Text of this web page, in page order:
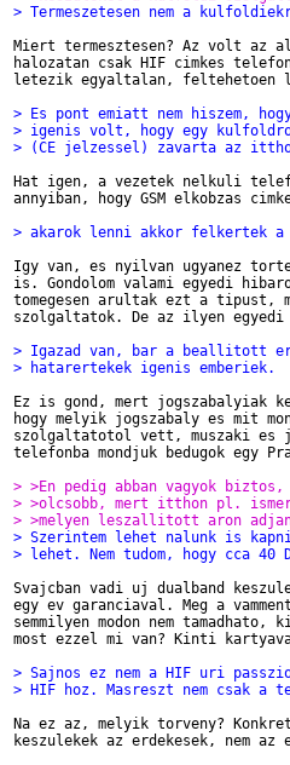
> Termeszetesen nem a
Miert termesztesen? Az volt
halozatan csak HIF cimkes
letezik egyaltalan, feltehetoen
> Es pont emiatt nem hiszem,
> igenis volt, hogy egy
> (CE jelzessel) zavarta az
Hat igen, a vezetek nelkuli
annyiban, hogy GSM elkobzas
> akarok lenni akkor felkertek
Igy van, es nyilvan ugyanez
is. Gondolom valami egyedi
tomegesen arultak ezt a tipust,
szolgaltatok. De az ilyen egyedi
> Igazad van, bar a beallitott
> hatarertekek igenis emberiek.
Ez is gond, mert jogszabalyiak
hogy melyik jogszabaly es mit
szolgaltatotol vett, muszaki
telefonba mondjuk bedugok egy
> >En pedig abban vagyok
> >olcsobb, mert itthon pl.
> >melyen leszallitott aron
> Szerintem lehet nalunk is
> lehet. Nem tudom, hogy cca
Svajcban vadi uj dualband
egy ev garanciaval. Meg a
semmilyen modon nem
most ezzel mi van? Kinti
> Sajnos ez nem a HIF uri
> HIF hoz. Masreszt nem csak a
Na ez az, melyik torveny?
keszulekek az erdekesek, nem az